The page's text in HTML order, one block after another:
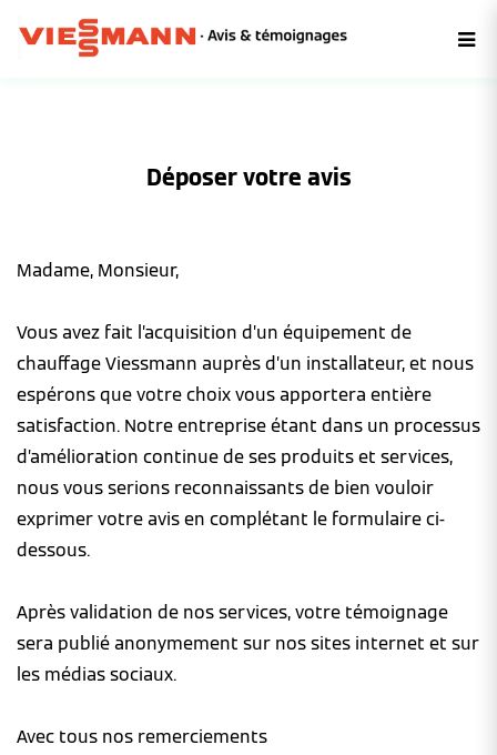
Déposer votre avis
Madame, Monsieur,
Vous avez fait l’acquisition d’un équipement de
chauffage Viessmann auprès d’un installateur, et nous
espérons que votre choix vous apportera entière
satisfaction. Notre entreprise étant dans un processus
d’amélioration continue de ses produits et services,
nous vous serions reconnaissants de bien vouloir
exprimer votre avis en complétant le formulaire ci-
dessous.
Après validation de nos services, votre témoignage
sera publié anonymement sur nos sites internet et sur
les médias sociaux.
Avec tous nos remerciements